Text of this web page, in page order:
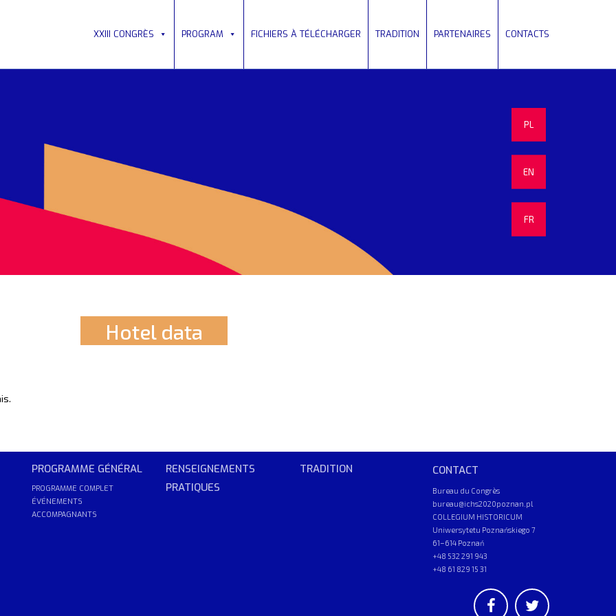
XXIII CONGRÈS PROGRAM FICHIERS À TÉLÉCHARGER TRADITION PARTENAIRES CONTACTS
PL
EN
FR
Hotel data
.
PROGRAMME GÉNÉRAL
PROGRAMME COMPLET
ÉVÉNEMENTS
ACCOMPAGNANTS
RENSEIGNEMENTS
PRATIQUES
TRADITION CONTACT
Bureau du Congrès
bureau@ichs2020poznan.pl
COLLEGIUM HISTORICUM
Uniwersytetu Poznańskiego 7
61–614 Poznań
+48 532 291 943
+48 61 829 15 31